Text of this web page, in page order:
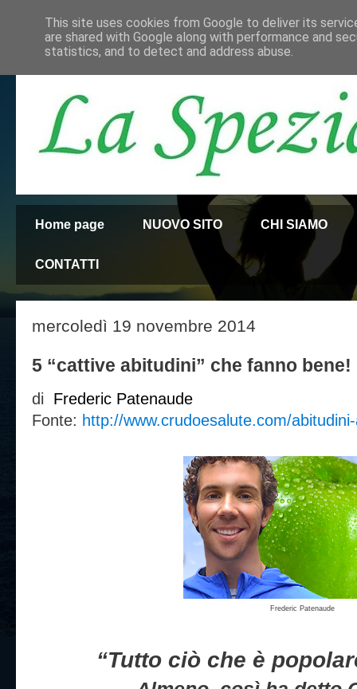
Home page NUOVO SITO CHI SIAMO
CONTATTI
mercoledì 19 novembre 2014
5 “cattive abitudini” che fanno bene!
di Frederic Patenaude
Fonte: http://www.crudoesalute.com/
Frederic Patenaude
“Tutto ciò che è
This site uses cookies from Google to deliver its
are shared with Google along with performance and
statistics, and to detect and address abuse.